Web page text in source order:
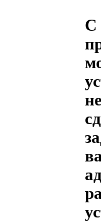
С учетом